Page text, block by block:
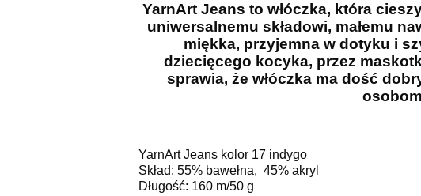
YarnArt Jeans to włóczka, która
uniwersalnemu składowi, małemu
miękka, przyjemna w dotyku i
dziecięcego kocyka, przez
sprawia, że włóczka ma dość
YarnArt Jeans kolor 17 indygo
Skład: 55% bawełna, 45% akryl
Długość: 160 m/50 g